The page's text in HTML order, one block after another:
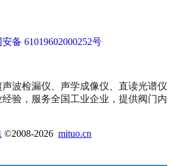
备 61019602000252号
波检漏仪、声学成像仪、直读光谱仪
验，服务全国工业企业，提供阀门内
©2008-2026 mituo.cn